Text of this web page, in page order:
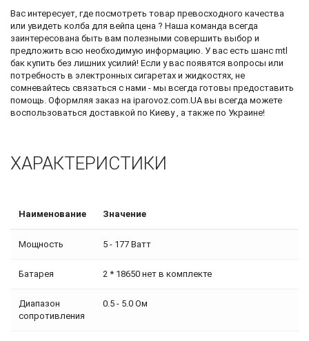
Вас интересует, где посмотреть товар превосходного качества
или увидеть колба для вейпа цена ? Наша команда всегда
заинтересована быть вам полезными совершить выбор и
предложить всю необходимую информацию. У вас есть шанс mtl
бак купить без лишних усилий! Если у вас появятся вопросы или
потребность в электронных сигаретах и жидкостях, не
сомневайтесь связаться с нами - мы всегда готовы предоставить
помощь. Оформляя заказ на iparovoz.com.UA вы всегда можете
воспользоваться доставкой по Киеву , а также по Украине!
ХАРАКТЕРИСТИКИ
Наименование Значение
Мощность 5 - 177 Ватт
Батарея 2 * 18650 нет в комплекте
Диапазон
сопротивления
0.5 - 5.0 Ом